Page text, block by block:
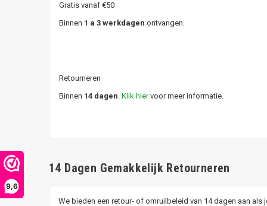
9,6
Gratis vanaf €50
Binnen 1 a 3 werkdagen ontvangen.
Retourneren
Binnen 14 dagen. Klik hiervoor meer informatie.
14 Dagen Gemakkelijk Retourneren
We bieden een retour- of omruilbeleid van 14 dagen aan